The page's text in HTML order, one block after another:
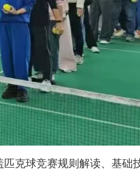
克球竞赛规则解读、基础